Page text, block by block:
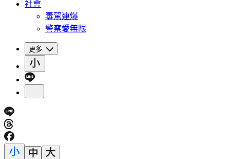
社會
毒駕連爆
警察愛無限
更多